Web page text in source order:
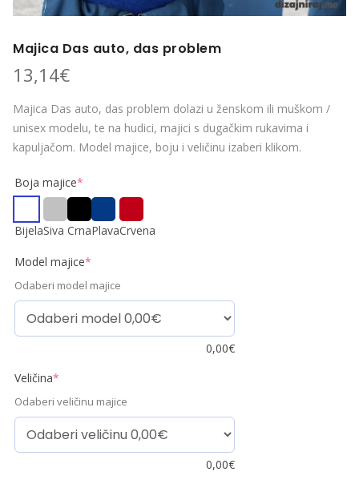
Majica Das auto, das problem
13,14€
Majica Das auto, das problem dolazi u ženskom ili muškom /
unisex modelu, te na hudici, majici s dugačkim rukavima i
kapuljačom. Model majice, boju i veličinu izaberi klikom.
Boja majice*
BijelaSiva CrnaPlavaCrvena
Model majice*
Odaberi model majice
0,00€
Veličina*
Odaberi veličinu majice
0,00€